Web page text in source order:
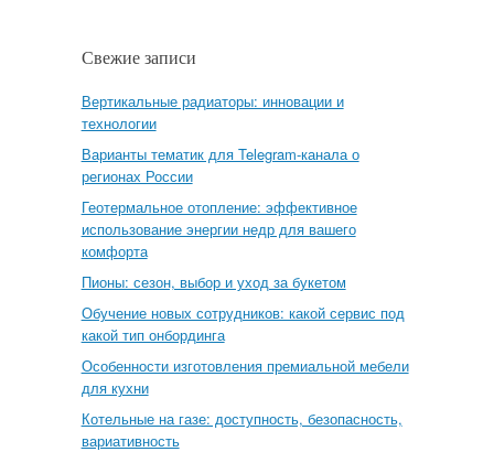
Свежие записи
Вертикальные радиаторы: инновации и
технологии
Варианты тематик для Telegram-канала о
регионах России
Геотермальное отопление: эффективное
использование энергии недр для вашего
комфорта
Пионы: сезон, выбор и уход за букетом
Обучение новых сотрудников: какой сервис под
какой тип онбординга
Особенности изготовления премиальной мебели
для кухни
Котельные на газе: доступность, безопасность,
вариативность